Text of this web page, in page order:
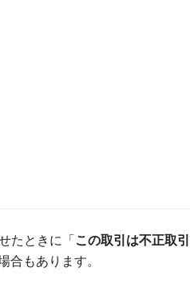
たときに「この取引は不正取
合もあります。